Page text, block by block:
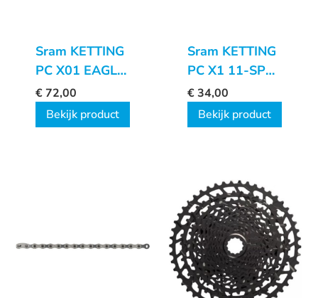
Sram KETTING
PC X01 EAGLE
12-SP
€72,00
Bekijk product
Sram KETTING
PC X1 11-SP
118SCHAKELS
€34,00
Bekijk product